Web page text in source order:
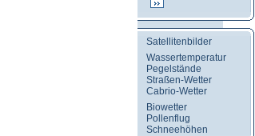
Satellitenbilder
Wassertemperatur
Pegelstände
Straßen-Wetter
Cabrio-Wetter
Biowetter
Pollenflug
Schneehöhen